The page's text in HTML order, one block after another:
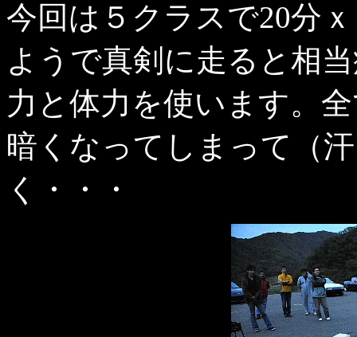
今回は５クラスで20分
ようで真剣に走ると相
力と体力を使います。
暗くなってしまって（
く・・・